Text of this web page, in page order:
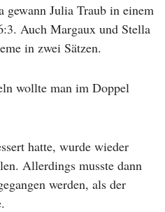
gewann Julia Traub in einem
Auch Margaux und Stella
in zwei Sätzen.
wollte man im Doppel
hatte, wurde wieder
Allerdings musste dann
werden, als der